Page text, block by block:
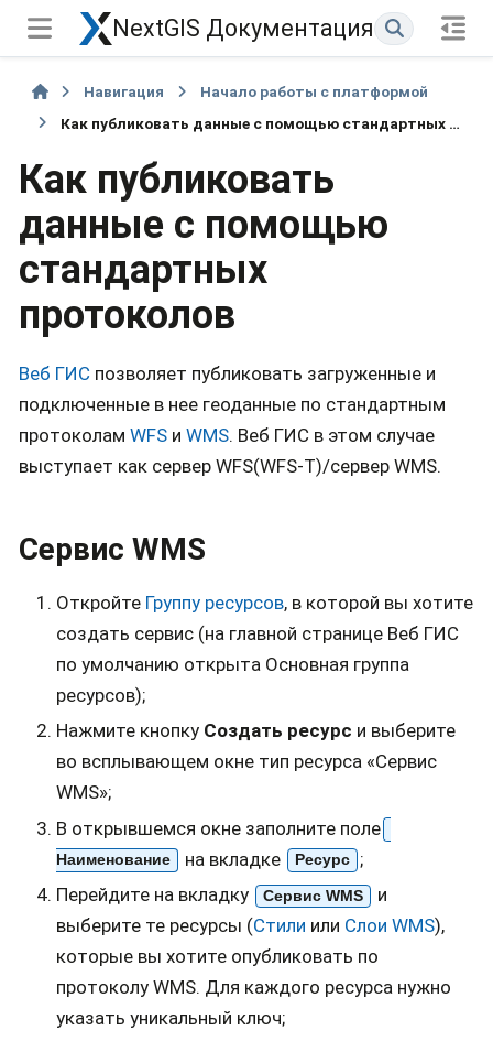
NextGIS Документация
Навигация
Начало работы с платформой
Как публиковать данные с помощью стандартных протоколов
Как публиковать
данные с помощью
стандартных
протоколов
Веб ГИС позволяет публиковать загруженные и
подключенные в нее геоданные по стандартным
протоколам WFS и WMS. Веб ГИС в этом случае
выступает как сервер WFS(WFS-T)/сервер WMS.
Сервис WMS
Откройте Группу ресурсов, в которой вы хотите
создать сервис (на главной странице Веб ГИС
по умолчанию открыта Основная группа
ресурсов);
Нажмите кнопку Создать ресурс и выберите
во всплывающем окне тип ресурса «Сервис
WMS»;
В открывшемся окне заполните поле
Наименование на вкладке Ресурс
;
Перейдите на вкладку
Сервис WMS
и
выберите те ресурсы (Стили или Слои WMS),
которые вы хотите опубликовать по
протоколу WMS. Для каждого ресурса нужно
указать уникальный ключ;